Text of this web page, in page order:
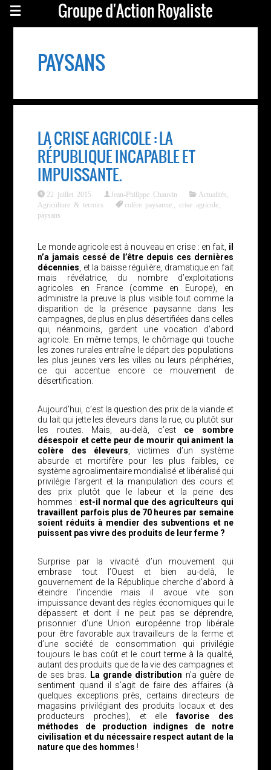
Groupe d'Action Royaliste
PAYSANS
LA CRISE AGRICOLE : LA
RÉPUBLIQUE INCAPABLE ET
IMPUISSANTE.
22 juillet 2015 Jean-Philippe Chauvin Actualités
Agriculture & terroirs
colère paysanne. ,crise agricole
paysans
Le monde agricole est à nouveau en crise : en fait, il
n’a jamais cessé de l’être depuis ces dernières
décennies , et la baisse régulière, dramatique en fait
mais révélatrice, du nombre d’exploitations
agricoles en France (comme en Europe), en
administre la preuve la plus visible tout comme la
disparition de la présence paysanne dans les
campagnes, de plus en plus désertifiées dans celles
qui, néanmoins, gardent une vocation d’abord
agricole. En même temps, le chômage qui touche
les zones rurales entraîne le départ des populations
les plus jeunes vers les villes ou leurs périphéries,
ce qui accentue encore ce mouvement de
désertification.
Aujourd’hui, c’est la question des prix de la viande et
du lait qui jette les éleveurs dans la rue, ou plutôt sur
les routes. Mais, au-delà, c’est ce sombre
désespoir et cette peur de mourir qui animent la
colère des éleveurs , victimes d’un système
absurde et mortifère pour les plus faibles, ce
système agroalimentaire mondialisé et libéralisé qui
privilégie l’argent et la manipulation des cours et
des prix plutôt que le labeur et la peine des
hommes : est-il normal que des agriculteurs qui
travaillent parfois plus de 70 heures par semaine
soient réduits à mendier des subventions et ne
puissent pas vivre des produits de leur ferme ?
Surprise par la vivacité d’un mouvement qui
embrase tout l’Ouest et bien au-delà, le
gouvernement de la République cherche d’abord à
éteindre l’incendie mais il avoue vite son
impuissance devant des règles économiques qui le
dépassent et dont il ne peut pas se déprendre,
prisonnier d’une Union européenne trop libérale
pour être favorable aux travailleurs de la ferme et
d’une société de consommation qui privilégie
toujours le bas coût et le court terme à la qualité,
autant des produits que de la vie des campagnes et
de ses bras.
La grande distribution n’a guère de
sentiment quand il s’agit de faire des affaires (à
quelques exceptions près, certains directeurs de
magasins privilégiant des produits locaux et des
producteurs proches), et ellefavorise des
méthodes de production indignes de notre
civilisation et du nécessaire respect autant de la
nature que des hommes !